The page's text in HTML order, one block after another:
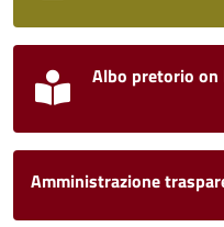
Albo pretorio on
Amministrazione